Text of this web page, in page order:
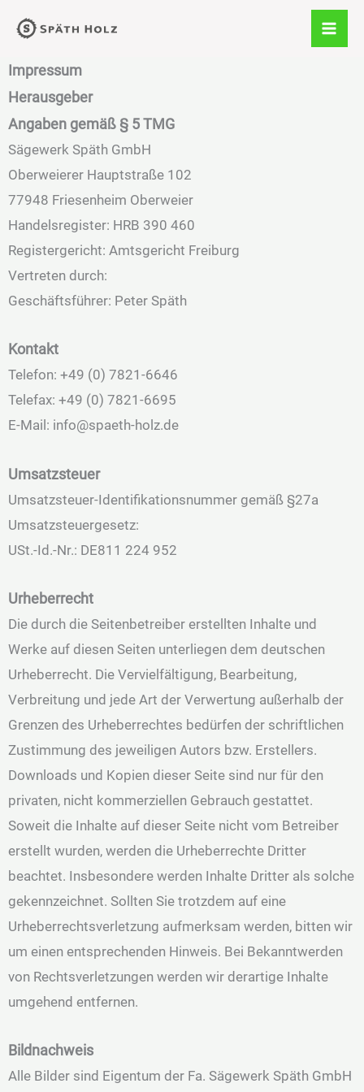
Inhalt
springen
Impressum
Herausgeber
Angaben gemäß § 5 TMG
Sägewerk Späth GmbH
Oberweierer Hauptstraße 102
77948 Friesenheim Oberweier
Handelsregister: HRB 390 460
Registergericht: Amtsgericht Freiburg
Vertreten durch:
Geschäftsführer: Peter Späth
Kontakt
Telefon: +49 (0) 7821-6646
Telefax: +49 (0) 7821-6695
E-Mail: info@spaeth-holz.de
Umsatzsteuer
Umsatzsteuer-Identifikationsnummer gemäß §27a
Umsatzsteuergesetz:
USt.-Id.-Nr.: DE811 224 952
Urheberrecht
Die durch die Seitenbetreiber erstellten Inhalte und
Werke auf diesen Seiten unterliegen dem deutschen
Urheberrecht. Die Vervielfältigung, Bearbeitung,
Verbreitung und jede Art der Verwertung außerhalb der
Grenzen des Urheberrechtes bedürfen der schriftlichen
Zustimmung des jeweiligen Autors bzw. Erstellers.
Downloads und Kopien dieser Seite sind nur für den
privaten, nicht kommerziellen Gebrauch gestattet.
Soweit die Inhalte auf dieser Seite nicht vom Betreiber
erstellt wurden, werden die Urheberrechte Dritter
beachtet. Insbesondere werden Inhalte Dritter als solche
gekennzeichnet. Sollten Sie trotzdem auf eine
Urheberrechtsverletzung aufmerksam werden, bitten wir
um einen entsprechenden Hinweis. Bei Bekanntwerden
von Rechtsverletzungen werden wir derartige Inhalte
umgehend entfernen. ​​
Bildnachweis
Alle Bilder sind Eigentum der Fa. Sägewerk Späth GmbH